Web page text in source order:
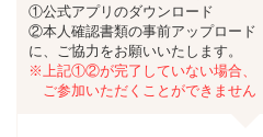
①公式アプリのダウンロード
②本人確認書類の事前アップロード
に、ご協力をお願いいたします。
※上記①②が完了していない場合、
ご参加いただくことができません